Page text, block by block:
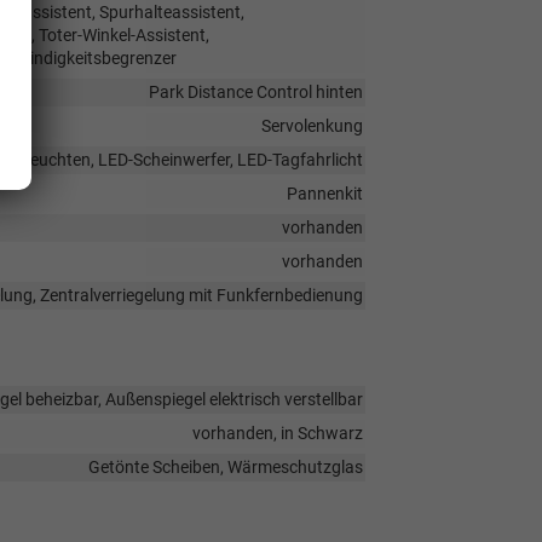
Spurhalteassistent,
Toter-Winkel-Assistent,
Park Distance Control hinten
Servolenkung
LED-Scheinwerfer, LED-Tagfahrlicht
Pannenkit
vorhanden
vorhanden
Zentralverriegelung mit Funkfernbedienung
beheizbar, Außenspiegel elektrisch verstellbar
vorhanden, in Schwarz
Getönte Scheiben, Wärmeschutzglas